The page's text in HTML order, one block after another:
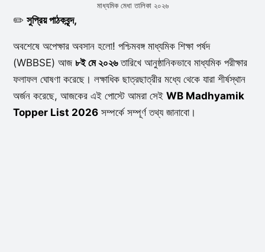
মাধ্যমিক মেধা তালিকা ২০২৬
✏️ সুপ্রিয় পাঠকবৃন্দ,
অবশেষে অপেক্ষার অবসান হলো! পশ্চিমবঙ্গ মাধ্যমিক শিক্ষা পর্ষদ
(WBBSE) আজ ৮ই মে ২০২৬তারিখে আনুষ্ঠানিকভাবে মাধ্যমিক পরীক্ষার
ফলাফল ঘোষণা করেছে। লক্ষাধিক ছাত্রছাত্রীর মধ্যে থেকে যারা শীর্ষস্থান
অর্জন করেছে, আজকের এই পোস্টে আমরা সেই WB Madhyamik
Topper List 2026সম্পর্কে সম্পূর্ণ তথ্য জানাবো।